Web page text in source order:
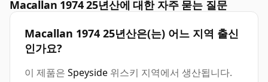
Macallan 1974 25년산에 대한 자주 묻는 질문
Macallan 1974 25년산은(는) 어느 지역 출신
인가요?
이 제품은 Speyside 위스키 지역에서 생산됩니다.